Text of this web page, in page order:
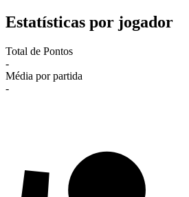
Estatísticas por jogador
Total de Pontos
-
Média por partida
-